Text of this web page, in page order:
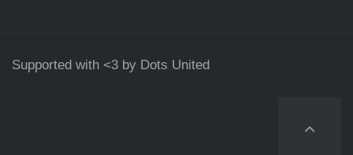
Supported with <3 by Dots United